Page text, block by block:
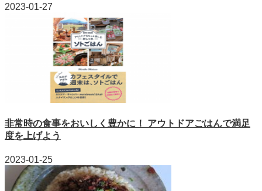
2023-01-27
非常時の食事をおいしく豊かに！ アウトドアごはんで満足
度を上げよう
2023-01-25